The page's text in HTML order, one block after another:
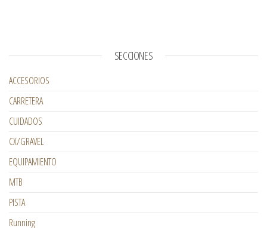
SECCIONES
ACCESORIOS
CARRETERA
CUIDADOS
CX/GRAVEL
EQUIPAMIENTO
MTB
PISTA
Running